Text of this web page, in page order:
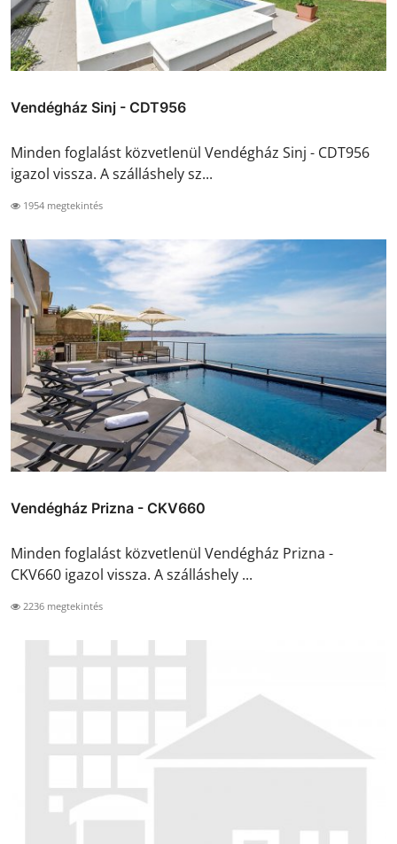
Vendégház Sinj - CDT956
Minden foglalást közvetlenül Vendégház Sinj - CDT956
igazol vissza. A szálláshely sz...
1954 megtekintés
Vendégház Prizna - CKV660
Minden foglalást közvetlenül Vendégház Prizna -
CKV660 igazol vissza. A szálláshely ...
2236 megtekintés